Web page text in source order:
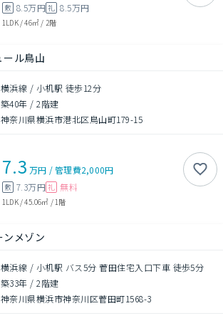
敷 8.5万円礼 8.5万円
1LDK/46㎡ / 2階
ール鳥山
横浜線 / 小机駅 徒歩12分
築40年 /2階建
神奈川県横浜市港北区鳥山町179-15
7.3 万円 /管理費2,000円
敷 7.3万円 礼 無料
1LDK/45.06㎡ / 1階
ンメゾン
横浜線 / 小机駅 バス5分 菅田住宅入口下車 徒歩5分
築33年 /2階建
神奈川県横浜市神奈川区菅田町1568-3